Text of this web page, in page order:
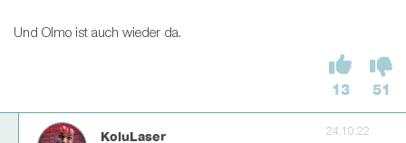
Und Olmo ist auch wieder da.
13 51
KoluLaser 24.10.22